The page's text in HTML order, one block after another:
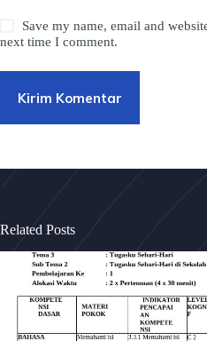
Save my name, email and
next time I comment.
Kirim Komentar
Related Posts